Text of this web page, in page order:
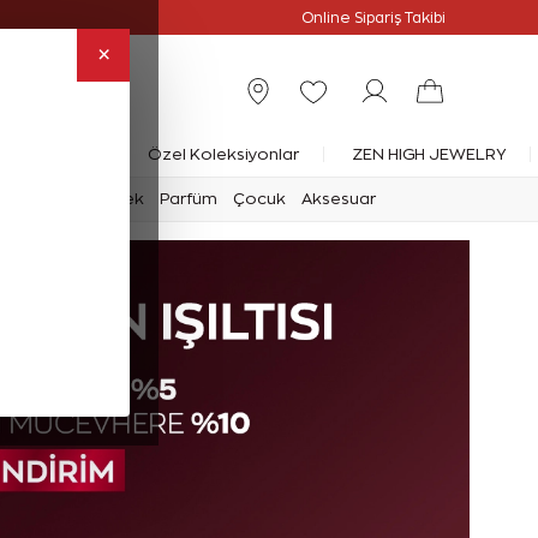
×
Online Sipariş Takibi
Yüzük Özel Koleksiyonlar ZEN HIGH JEWELRY
Erkek Parfüm Çocuk Aksesuar